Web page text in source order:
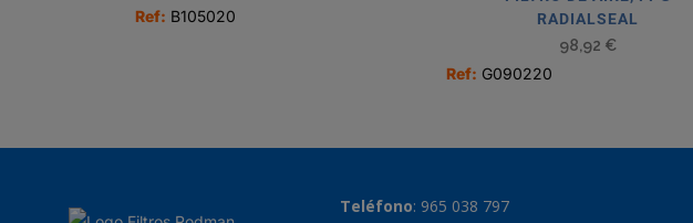
Ref: B105020
RADIALSEAL
98,92 €
Ref: G090220
Teléfono: 965 038 797